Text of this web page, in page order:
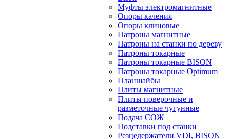
Муфты электромагнитные
Опоры качения
Опоры клиновые
Патроны магнитные
Патроны на станки по дереву
Патроны токарные
Патроны токарные BISON
Патроны токарные Optimum
Планшайбы
Плиты магнитные
Плиты поверочные и
разметочные чугунные
Подача СОЖ
Подставки под станки
Резцедержатели VDI, BISON